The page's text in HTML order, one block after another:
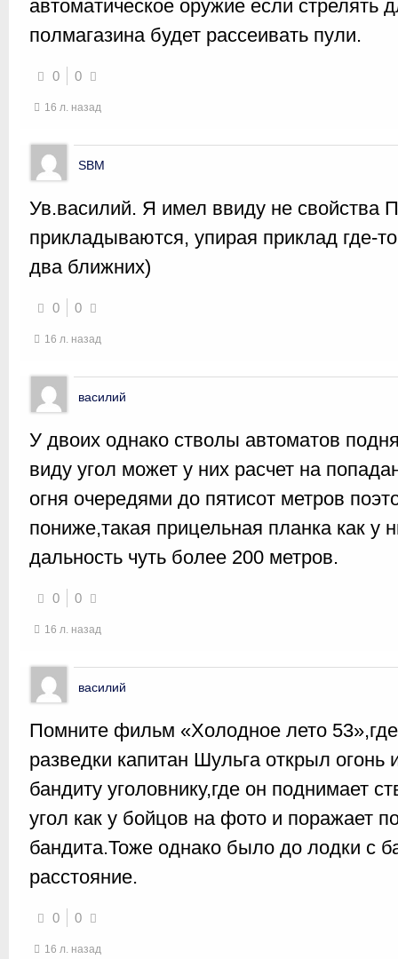
автоматическое оружие если стрелять
полмагазина будет рассеивать пули.
0 0
16 л. назад
SBM
Ув.василий. Я имел ввиду не свойства
прикладываются, упирая приклад где-
два ближних)
0 0
16 л. назад
василий
У двоих однако стволы автоматов
виду угол может у них расчет на
огня очередями до пятисот метров
пониже,такая прицельная планка как у
дальность чуть более 200 метров.
0 0
16 л. назад
василий
Помните фильм «Холодное лето
разведки капитан Шульга открыл
бандиту уголовнику,где он поднимает
угол как у бойцов на фото и поражает
бандита.Тоже однако было до лодки с
расстояние.
0 0
16 л. назад